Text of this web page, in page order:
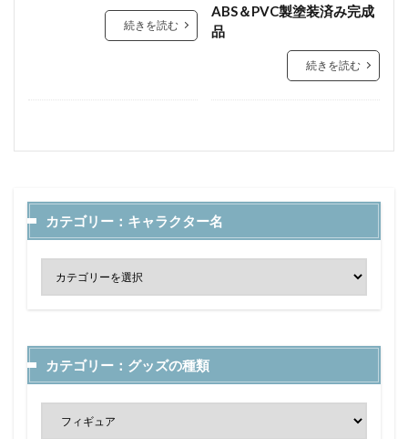
続きを読む
ABS＆PVC製塗装済み完成
品
続きを読む
カテゴリー：キャラクター名
カテゴリー：グッズの種類